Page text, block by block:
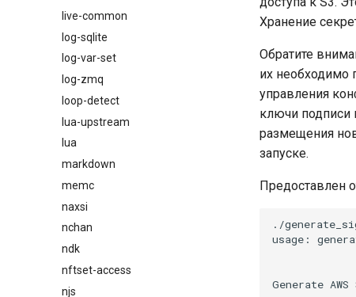
live-common
log-sqlite
log-var-set
log-zmq
loop-detect
lua-upstream
lua
markdown
memc
naxsi
nchan
ndk
nftset-access
njs
Хранение
Обратите
их необходимо
управления
ключи подписи
размещения
запуске.
Предоставлен
./
usage:
Generate